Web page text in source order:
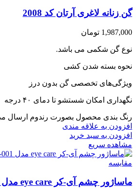
گن زنانه لاغری آرتان کد 2008
1,987,000 تومان
نوع گن شکمی می باشد.
نحوه بسته شدن کشی
ویژگی‌های تخصصی گن بدون درز
نگهداری امکان شستشو تا دمای ۴۰ درجه
رنگ بندی محصول بصورت رندوم ارسال
افزودن به علاقه مندی
افزودن به سبد خرید
مشاهده سریع
مقایسه
ماساژور چشم آی-کر eye care مدل pf-001